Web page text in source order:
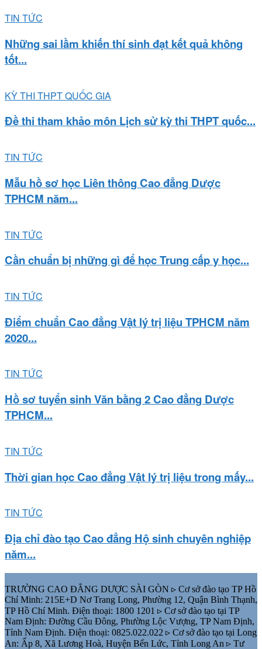
TIN TỨC
Những sai lầm khiến thí sinh đạt kết quả không
tốt...
KỲ THI THPT QUỐC GIA
Đề thi tham khảo môn Lịch sử kỳ thi THPT quốc...
TIN TỨC
Mẫu hồ sơ học Liên thông Cao đẳng Dược
TPHCM năm...
TIN TỨC
Cần chuẩn bị những gì để học Trung cấp y học...
TIN TỨC
Điểm chuẩn Cao đẳng Vật lý trị liệu TPHCM năm
2020...
TIN TỨC
Hồ sơ tuyển sinh Văn bằng 2 Cao đẳng Dược
TPHCM...
TIN TỨC
Thời gian học Cao đẳng Vật lý trị liệu trong mấy...
TIN TỨC
Địa chỉ đào tạo Cao đẳng Hộ sinh chuyên nghiệp
năm...
TRƯỜNG CAO ĐẲNG DƯỢC SÀI GÒN ▹ Cơ sở đào tạo TP Hồ
Chí Minh: 215E+D Nơ Trang Long, Phường 12, Quận Bình Thạnh,
TP Hồ Chí Minh. Điện thoại: 1800 1201 ▹ Cơ sở đào tạo tại TP
Nam Định: Đường Cầu Đông, Phường Lộc Vượng, TP Nam Định,
Tỉnh Nam Định. Điện thoại: 0825.022.022 ▹ Cơ sở đào tạo tại Long
An: Ấp 8, Xã Lương Hoà, Huyện Bến Lức, Tỉnh Long An ▹ Tư